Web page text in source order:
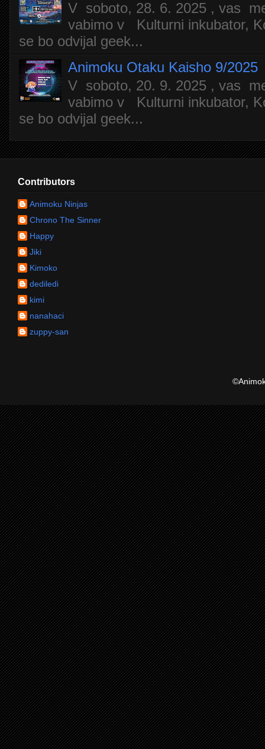
V soboto, 28. 6. 2025 , vas
vabimo v Kulturni inkubator,
se bo odvijal geek...
Animoku Otaku Kaisho 9/2025
V soboto, 20. 9. 2025 , vas
vabimo v Kulturni inkubator,
se bo odvijal geek...
Contributors
Animoku Ninjas
Chrono The Sinner
Happy
Jiki
Kimoko
dediledi
kimi
nanahaci
zuppy-san